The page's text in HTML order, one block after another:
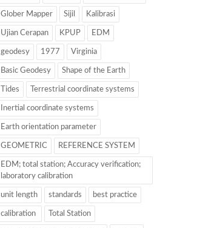
Glober Mapper Sijil Kalibrasi
Ujian Cerapan KPUP EDM
geodesy 1977 Virginia
Basic Geodesy Shape of the Earth
Tides Terrestrial coordinate systems
Inertial coordinate systems
Earth orientation parameter
GEOMETRIC REFERENCE SYSTEM
EDM; total station; Accuracy verification;
laboratory calibration
unit length standards best practice
calibration Total Station